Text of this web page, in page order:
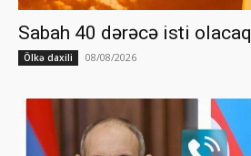
Sabah 40 dərəcə isti olacaq
Ölkə daxili 08/08/2026